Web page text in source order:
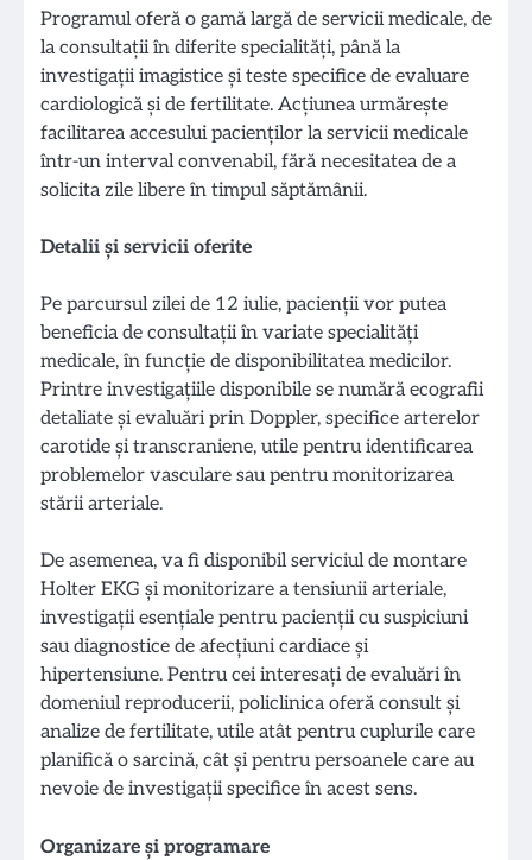
Programul oferă o gamă largă de servicii medicale, de
la consultații în diferite specialități, până la
investigații imagistice și teste specifice de evaluare
cardiologică și de fertilitate. Acțiunea urmărește
facilitarea accesului pacienților la servicii medicale
într-un interval convenabil, fără necesitatea de a
solicita zile libere în timpul săptămânii.
Detalii și servicii oferite
Pe parcursul zilei de 12 iulie, pacienții vor putea
beneficia de consultații în variate specialități
medicale, în funcție de disponibilitatea medicilor.
Printre investigațiile disponibile se numără ecografii
detaliate și evaluări prin Doppler, specifice arterelor
carotide și transcraniene, utile pentru identificarea
problemelor vasculare sau pentru monitorizarea
stării arteriale.
De asemenea, va fi disponibil serviciul de montare
Holter EKG și monitorizare a tensiunii arteriale,
investigații esențiale pentru pacienții cu suspiciuni
sau diagnostice de afecțiuni cardiace și
hipertensiune. Pentru cei interesați de evaluări în
domeniul reproducerii, policlinica oferă consult și
analize de fertilitate, utile atât pentru cuplurile care
planifică o sarcină, cât și pentru persoanele care au
nevoie de investigații specifice în acest sens.
Organizare și programare